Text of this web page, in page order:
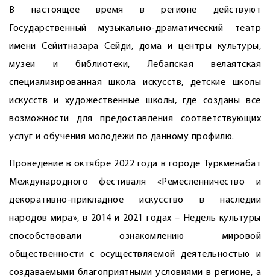
В настоящее время в регионе действуют
Государственный музыкально-драматический театр
имени Сейитназара Сейди, дома и центры культуры,
музеи и библиотеки, Лебапская велаятская
специализированная школа искусств, детские школы
искусств и художественные школы, где созданы все
возможности для предоставления соответствующих
услуг и обучения молодёжи по данному профилю.
Проведение в октябре 2022 года в городе Туркменабат
Международного фестиваля «Ремесленничество и
декоративно-прикладное искусство в наследии
народов мира», в 2014 и 2021 годах – Недель культуры
способствовали ознакомлению мировой
общественности с осуществляемой деятельностью и
создаваемыми благоприятными условиями в регионе, а